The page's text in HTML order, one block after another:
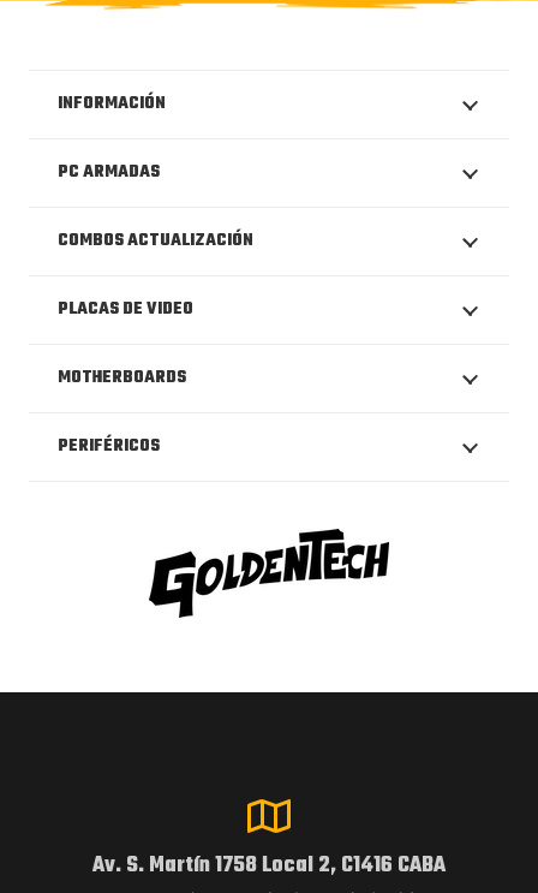
INFORMACIÓN
PC ARMADAS
COMBOS ACTUALIZACIÓN
PLACAS DE VIDEO
MOTHERBOARDS
PERIFÉRICOS
Av. S. Martín 1758 Local 2, C1416 CABA